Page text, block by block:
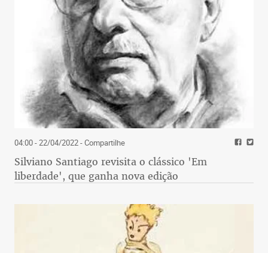
04:00 - 22/04/2022- Compartilhe
Silviano Santiago revisita o clássico 'Em
liberdade', que ganha nova edição